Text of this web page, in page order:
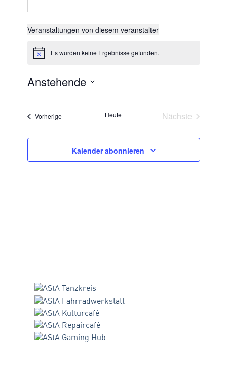
Veranstaltungen von diesem veranstalter
HinweisEs wurden keine Ergebnisse gefunden.
Anstehende
VorherigeVeranstaltungenHeute Nächste
Kalender abonnieren